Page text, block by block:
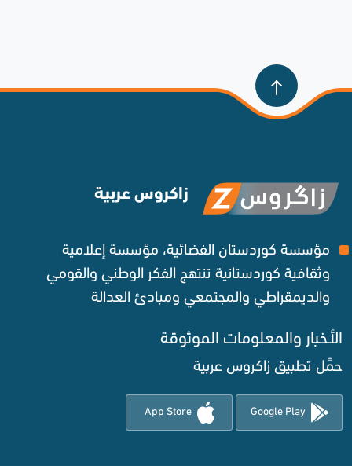
زاكروس عربية
مؤسسة كوردستان الفضائية، مؤسسة إعلامية
وثقافية كوردستانية تنتهج الفكر الوطني والقومي
والديمقراطي والمجتمعي ومبادئ العدالة ‌
الأخبار والمعلومات الموثوقة‌
حمِّل تطبيق زاكروس عربية
Google Play
App Store